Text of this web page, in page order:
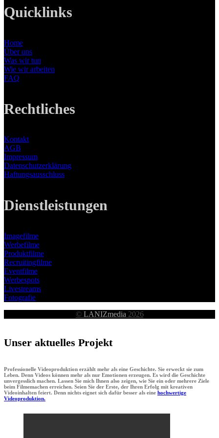
Quicklinks
Home
Über uns
Was wir tun
Wie wir arbeiten
FAQ
Rechtliches
Kontakt
AGB
Impressum
Datenschutzerklärung
Haftungsausschluss
Dienstleistungen
Imagefilme
Werbefilme
Produktfilme
Recruitingfilme
Eventfilme
Werbespots
Livestreams
Fotografie
© LANIZmedia 2026
Unser aktuelles Projekt
Professionelle Videoproduktion erzählt mehr als eine Geschichte. Sie erweckt sie zum
Leben. Denn Videos können mehr als nur Emotionen erzeugen. Es wird die Geschichte
unvergesslich machen. Lassen Sie mich Ihnen also zeigen, wie Sie ein oder mehrere Ziele
beim Filmemachen erreichen. Seien Sie der Erste, der Ihren Erfolg mit kreativen
Videoinhalten feiert. Denn nichts eignet sich dafür besser als eine hochwertige
Videoproduktion.